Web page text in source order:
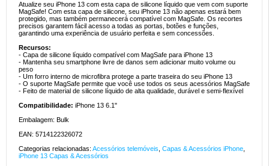
Atualize seu iPhone 13 com esta capa de silicone líquido que vem com suporte
MagSafe! Com esta capa de silicone, seu iPhone 13 não apenas estará bem
protegido, mas também permanecerá compatível com MagSafe. Os recortes
precisos garantem fácil acesso a todas as portas, botões e funções,
garantindo uma experiência de usuário perfeita e sem concessões.
Recursos:
- Capa de silicone líquido compatível com MagSafe para iPhone 13
- Mantenha seu smartphone livre de danos sem adicionar muito volume ou
peso
- Um forro interno de microfibra protege a parte traseira do seu iPhone 13
- O suporte MagSafe permite que você use todos os seus acessórios MagSafe
- Feito de material de silicone líquido de alta qualidade, durável e semi-flexível
Compatibilidade: iPhone 13 6.1"
Embalagem: Bulk
EAN: 5714122326072
Categorias relacionadas: Acessórios telemóveis Capas & Acessórios iPhone
iPhone 13 Capas & Acessórios